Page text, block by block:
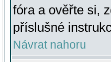
fóra a ověřte si,
příslušné
Návrat nahoru